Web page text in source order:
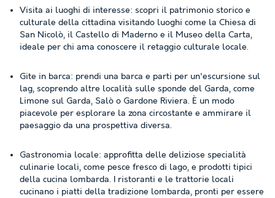
Visita ai luoghi di interesse: scopri il patrimonio storico e
culturale della cittadina visitando luoghi come la Chiesa di
San Nicolò, il Castello di Maderno e il Museo della Carta,
ideale per chi ama conoscere il retaggio culturale locale.
Gite in barca: prendi una barca e parti per un'escursione sul
lag, scoprendo altre località sulle sponde del Garda, come
Limone sul Garda, Salò o Gardone Riviera. È un modo
piacevole per esplorare la zona circostante e ammirare il
paesaggio da una prospettiva diversa.
Gastronomia locale: approfitta delle deliziose specialità
culinarie locali, come pesce fresco di lago, e prodotti tipici
della cucina lombarda. I ristoranti e le trattorie locali
cucinano i piatti della tradizione lombarda, pronti per essere